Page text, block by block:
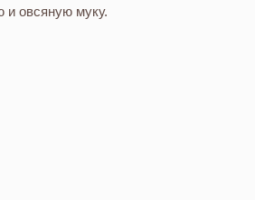
и овсяную муку.